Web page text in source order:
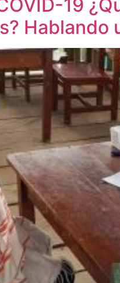
19
Hablando